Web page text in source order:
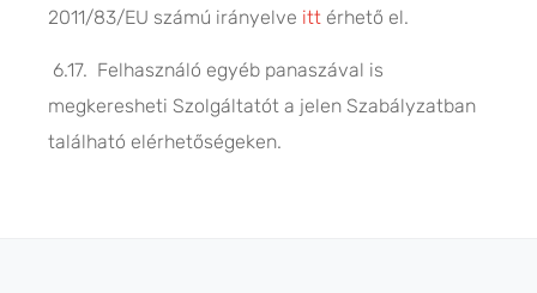
2011/83/EU számú irányelve itt érhető el.
6.17. Felhasználó egyéb panaszával is
megkeresheti Szolgáltatót a jelen Szabályzatban
található elérhetőségeken.